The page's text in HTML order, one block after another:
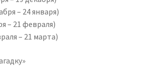
– 24 января)
– 21 февраля)
– 21 марта)